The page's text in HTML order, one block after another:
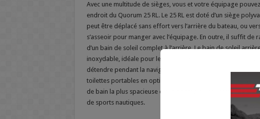
Avec une multitude de sièges, vous et votre équipage
endroit du Quorum 25 RL. Le 25 RL est doté d’un siège
peut être déplacé sans effort vers l’arrière du bateau, ou
s’asseoir pour manger avec l’équipage. En outre, il suffit
d’un bain de soleil complet à l’arrière. Le bain de soleil
inoxydable, idéale pour les enfants qui jouent, et permet
détendre pendant la navigation. Pour plus d’intimité, le bain
toilettes portables en option. L’échelle se prolonge au
de bain la plus spacieuse qu’un ponton puisse offrir.
de sports nautiques.